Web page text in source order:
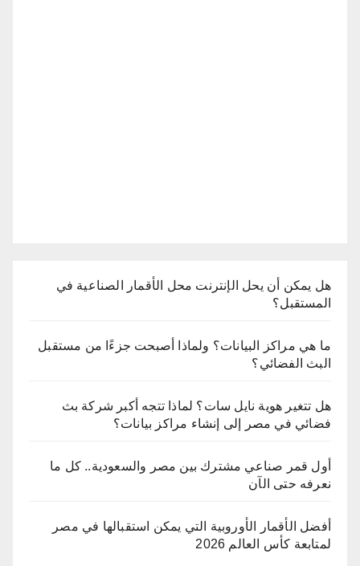
هل يمكن أن يحل الإنترنت محل الأقمار الصناعية في
المستقبل؟
ما هي مراكز البيانات؟ ولماذا أصبحت جزءًا من مستقبل
البث الفضائي؟
هل تتغير هوية نايل سات؟ لماذا تتجه أكبر شركة بث
فضائي في مصر إلى إنشاء مراكز بيانات؟
أول قمر صناعي مشترك بين مصر والسعودية.. كل ما
نعرفه حتى الآن
أفضل الأقمار الأوروبية التي يمكن استقبالها في مصر
لمتابعة كأس العالم 2026